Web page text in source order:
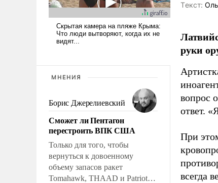
МНЕНИЯ
Борис Джерелиевский
Сможет ли Пентагон
перестроить ВПК США
Только для того, чтобы
вернуться к довоенному
объему запасов ракет
Tomahawk, THAAD и Patriot
Tекст:
руки
вопрос
ответ.
При
всегда